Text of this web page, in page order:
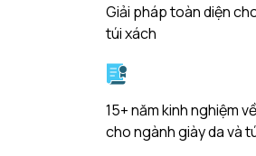
Giải pháp toàn diện
túi xách
15+ năm kinh nghiệm
cho ngành giày da và